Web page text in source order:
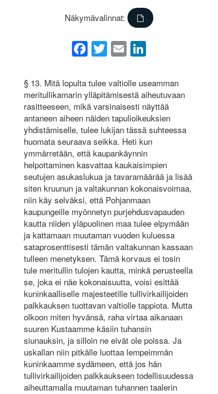
Näkymävalinnat:
Facebook
Twitter
Email
§ 13. Mitä lopulta tulee valtiolle useamman
meritullikamarin ylläpitämisestä aiheutuvaan
rasitteeseen, mikä varsinaisesti näyttää
antaneen aiheen näiden tapulioikeuksien
yhdistämiselle, tulee lukijan tässä suhteessa
huomata seuraava seikka. Heti kun
ymmärretään, että kaupankäynnin
helpottaminen kasvattaa kaukaisimpien
seutujen asukaslukua ja tavaramäärää ja lisää
siten kruunun ja valtakunnan kokonaisvoimaa,
niin käy selväksi, että Pohjanmaan
kaupungeille myönnetyn purjehdusvapauden
kautta niiden yläpuolinen maa tulee elpymään
ja kattamaan muutaman vuoden kuluessa
sataprosenttisesti tämän valtakunnan kassaan
tulleen menetyksen. Tämä korvaus ei tosin
tule meritullin tulojen kautta, minkä perusteella
se, joka ei näe kokonaisuutta, voisi esittää
kuninkaalliselle majesteetille tullivirkailijoiden
palkkauksen tuottavan valtiolle tappiota. Mutta
olkoon miten hyvänsä, raha virtaa aikanaan
suuren Kustaamme käsiin tuhansin
siunauksin, ja silloin ne eivät ole poissa. Ja
uskallan niin pitkälle luottaa lempeimmän
kuninkaamme sydämeen, että jos hän
tullivirkailijoiden palkkaukseen todellisuudessa
aiheuttamalla muutaman tuhannen taalerin